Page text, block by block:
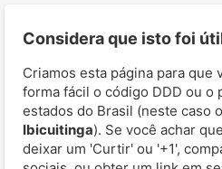
Considera que isto foi
Criamos esta página para que
forma fácil o código DDD ou o
estados do Brasil (neste caso o
Ibicuitinga). Se você achar
deixar um 'Curtir' ou '+1',